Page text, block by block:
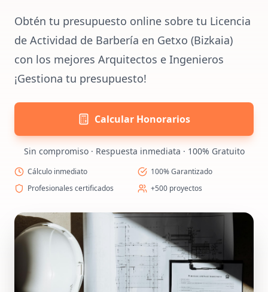
Obtén tu presupuesto online sobre tu Licencia
de Actividad de Barbería en Getxo (Bizkaia)
con los mejores Arquitectos e Ingenieros
¡Gestiona tu presupuesto!
Calcular Honorarios
Sin compromiso · Respuesta inmediata · 100% Gratuito
Cálculo inmediato
100% Garantizado
Profesionales certificados
+500 proyectos